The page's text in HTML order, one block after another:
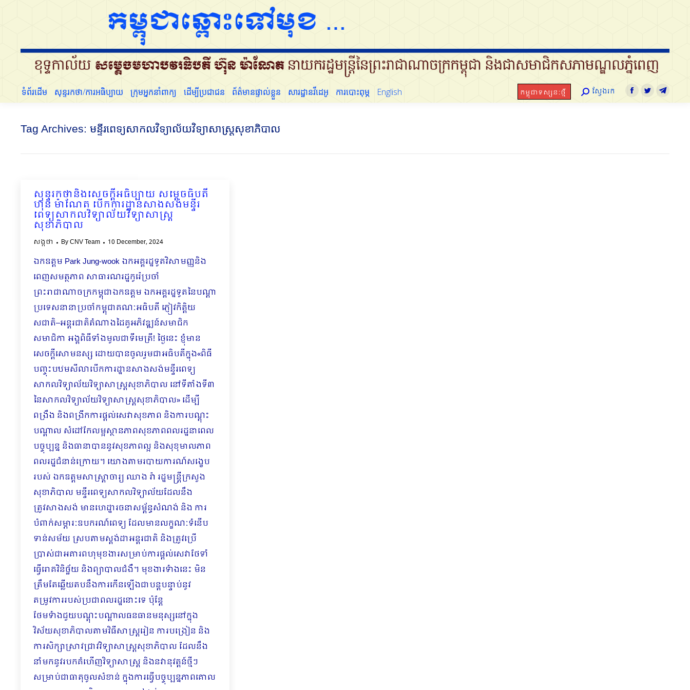
ទំព័រដើម សុន្ទរកថា/ការអធិប្បាយ ក្រុមអ្នកនាំពាក្យ ដើម្បីប្រជាជន ព័ត៌មានផ្ទាល់ខ្លួន សារដ្ឋានវីដេអូ ការបោះពុម្ភ English កម្ពុជាទស្សនៈថ្មី Search:
ស្វែងរក Facebook
Twitter
Tag Archives: មន្ទីរពេទ្យសាកលវិទ្យាល័យវិទ្យាសាស្រ្តសុខាភិបាល
សុន្ទរកថានិងសេចក្ដីអធិប្បាយ សម្ដេចធិបតី
ហ៊ុន ម៉ាណែត បើកការដ្ឋានសាងសង់មន្ទីរ
ពេទ្យសាកលវិទ្យា​ល័យវិទ្យាសាស្រ្ត
សុខាភិបាល
សង្កថា ByCNV Team 10 December, 2024
ឯកឧត្តម Park Jung-wook ឯកអគ្គរដ្ឋទូតវិសាមញ្ញនិង
ពេញសមត្ថភាព សាធារណរដ្ឋកូរ៉េប្រចាំ
ព្រះរាជាណាចក្រកម្ពុជាឯកឧត្ដម ឯកអគ្គរដ្ឋទូតនៃបណ្ដា
ប្រទេសនានាប្រចាំកម្ពុជាគណៈអធិបតី ភ្ញៀវកិត្តិយ
សជាតិ–អន្តរជាតិតំណាងដៃគូអភិវឌ្ឍន៍សមាជិក
សមាជិកា អង្គពិធីទាំងមូលជាទីមេត្រី! ថ្ងៃនេះ ខ្ញុំមាន
សេចក្តីសោមនស្ស ដោយបានចូលរួមជាអធិបតីក្នុង«ពិធី
បញ្ចុះបឋមសីលាបើកការដ្ឋានសាងសង់មន្ទីរពេទ្យ
សាកលវិទ្យាល័យវិទ្យាសាស្រ្តសុខាភិបាល នៅទីតាំងទី៣
នៃសាកលវិទ្យាល័យវិទ្យាសាស្រ្តសុខាភិបាល» ដើម្បី
ពង្រឹង និងពង្រីកការផ្តល់សេវាសុខភាព និងការបណ្តុះ
បណ្តាល សំដៅកែលម្អស្ថានភាពសុខភាពពលរដ្ឋនាពេល
បច្ចុប្បន្ន និងធានាបាននូវសុខភាពល្អ និងសុខុមាលភាព
ពលរដ្ឋជំនាន់ក្រោយ។ យោងតាមរបាយការណ៍សង្ខេប
របស់ ឯកឧត្តមសាស្រ្តាចារ្យ ឈាង រ៉ា រដ្ឋមន្រ្តីក្រសួង
សុខាភិបាល មន្ទីរពេទ្យសាកលវិទ្យាល័យដែលនឹង
ត្រូវសាងសង់ មានហេដ្ឋារចនាសម្ព័ន្ធសំណង់ និង ការ
បំពាក់សម្ភារៈឧបករណ៍ពេទ្យ ដែលមានលក្ខណៈទំនើប
ទាន់សម័យ ស្របតាមស្តង់ដាអន្តរជាតិ និងត្រូវប្រើ
ប្រាស់ជាអគារពហុមុខងារសម្រាប់ការផ្តល់សេវាថែទាំ
ធ្វើរោគវិនិច្ឆ័យ និងព្យាបាលជំងឺ។ មុខងារទំាងនេះ មិន
ត្រឹមតែឆ្លើយតបនឹងការកើនឡើងជាបន្តបន្ទាប់នូវ
តម្រូវការរបស់ប្រជាពលរដ្ឋនោះទេ ប៉ុន្តែ
ថែមទំាងជួយបណ្តុះបណ្តាលធនធានមនុស្សនៅក្នុង
វិស័យសុខាភិបាល​តាមវិធីសាស្រ្តរៀន ការបង្រៀន និង
ការសិក្សាស្រាវជ្រាវវិទ្យាសាស្រ្តសុខាភិបាល ដែលនឹង
នាំមកនូវរបកគំហើញវិទ្យាសាស្រ្ត និងនវានុវត្តន៍ថ្មីៗ
សម្រាប់ជាធាតុចូលសំខាន់ ក្នុងការធ្វើបច្ចុប្បន្នភាពគោល